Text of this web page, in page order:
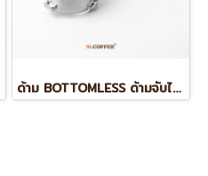
ด้าม BOTTOMLESS ด้ามจับไม้ BREVILLE BES878/870